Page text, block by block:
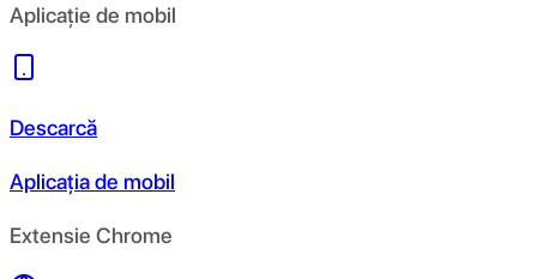
Aplicație de mobil
Descarcă
Aplicația de mobil
Extensie Chrome